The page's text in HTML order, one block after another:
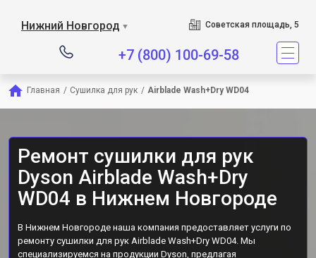
Нижний Новгород ▼ Советская площадь, 5
+7 (800) 100-69-58
Главная / Сушилка для рук / Airblade Wash+Dry WD04
Ремонт сушилки для рук
Dyson Airblade Wash+Dry
WD04 в Нижнем Новгороде
В Нижнем Новгороде наша компания предоставляет услуги по
ремонту сушилки для рук Airblade Wash+Dry WD04. Мы
специализируемся на продукции Dyson, предлагая